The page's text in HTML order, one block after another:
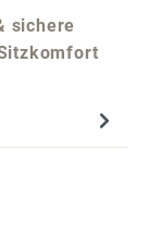
sichere